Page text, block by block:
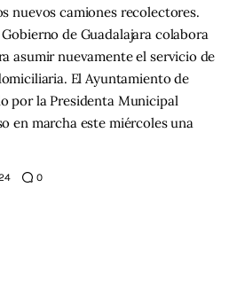
nuevos camiones recolectores.
de Guadalajara colabora
asumir nuevamente el servicio de
El Ayuntamiento de
por la Presidenta Municipal
en marcha este miércoles una
0